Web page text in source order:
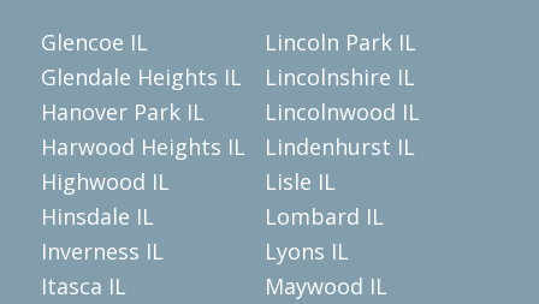
Glencoe IL
Glendale Heights IL
Hanover Park IL
Harwood Heights IL
Highwood IL
Hinsdale IL
Inverness IL
Itasca IL
Lincoln Park IL
Lincolnshire IL
Lincolnwood IL
Lindenhurst IL
Lisle IL
Lombard IL
Lyons IL
Maywood IL